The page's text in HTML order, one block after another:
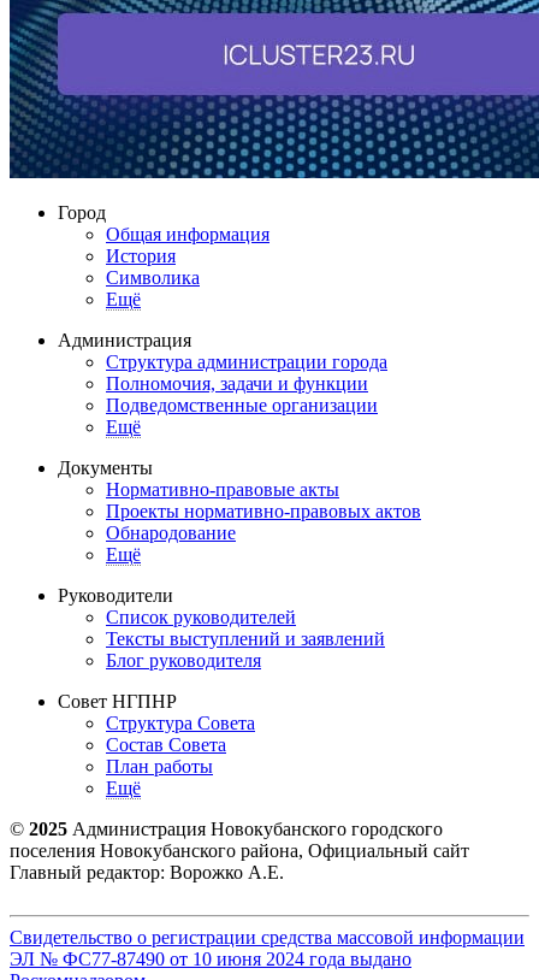
Город
Общая информация
История
Символика
Ещё
Администрация
Структура администрации города
Полномочия, задачи и функции
Подведомственные организации
Ещё
Документы
Нормативно-правовые акты
Проекты нормативно-правовых актов
Обнародование
Ещё
Руководители
Список руководителей
Тексты выступлений и заявлений
Блог руководителя
Совет НГПНР
Структура Совета
Состав Совета
План работы
Ещё
© 2025 Администрация Новокубанского городского
поселения Новокубанского района, Официальный сайт
Главный редактор: Ворожко А.Е.
Свидетельство о регистрации средства массовой информации
ЭЛ № ФС77-87490 от 10 июня 2024 года выдано